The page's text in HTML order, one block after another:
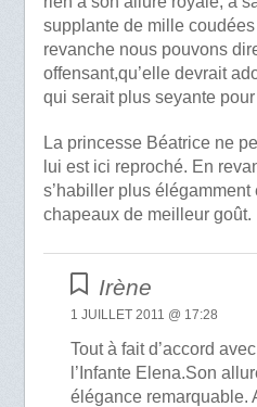
supplante de mille
revanche nous pouvons
offensant,qu’elle devrait
qui serait plus seyante
La princesse Béatrice ne
lui est ici reproché. En
s’habiller plus élégamment
chapeaux de meilleur goût.
Irène
1 JUILLET 2011 @ 17:28
Tout à fait d’accord
l’Infante Elena.Son
élégance remarquable.